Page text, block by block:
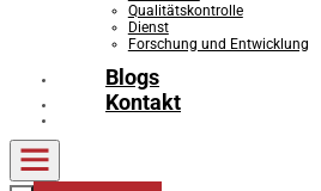
Qualitätskontrolle
Dienst
Forschung und Entwicklung
Blogs
Kontakt